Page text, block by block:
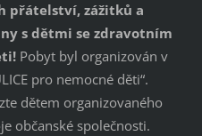
přátelství, zážitků a
s dětmi se zdravotním
Pobyt byl organizován v
pro nemocné děti“.
dětem organizovaného
občanské společnosti.